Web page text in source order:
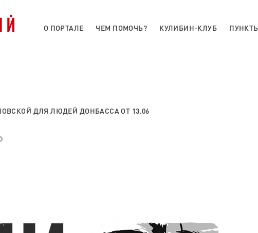
О ПОРТАЛЕ ЧЕМ ПОМОЧЬ? КУЛИБИН-КЛУБ
ДЛЯ ЛЮДЕЙ ДОНБАССА ОТ 13.06